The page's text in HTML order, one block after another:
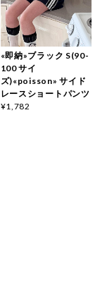
«即納»ブラック S(90-
100 サイ
ズ)«poisson» サイド
レースショートパンツ
¥1,782